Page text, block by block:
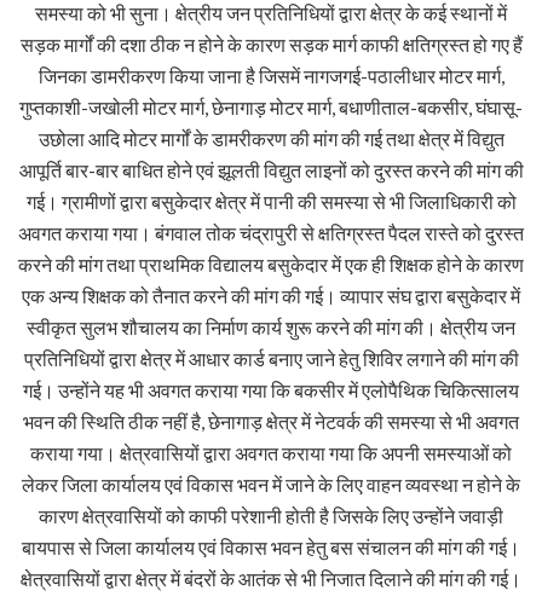
समस्या को भी सुना। क्षेत्रीय जन प्रतिनिधियों द्वारा क्षेत्र के कई स्थानों में
सड़क मार्गों की दशा ठीक न होने के कारण सड़क मार्ग काफी क्षतिग्रस्त हो गए हैं
जिनका डामरीकरण किया जाना है जिसमें नागजगई-पठालीधार मोटर मार्ग,
गुप्तकाशी-जखोली मोटर मार्ग, छेनागाड़ मोटर मार्ग, बधाणीताल-बकसीर, घंघासू-
उछोला आदि मोटर मार्गों के डामरीकरण की मांग की गई तथा क्षेत्र में विद्युत
आपूर्ति बार-बार बाधित होने एवं झूलती विद्युत लाइनों को दुरस्त करने की मांग की
गई। ग्रामीणों द्वारा बसुकेदार क्षेत्र में पानी की समस्या से भी जिलाधिकारी को
अवगत कराया गया। बंगवाल तोक चंद्रापुरी से क्षतिग्रस्त पैदल रास्ते को दुरस्त
करने की मांग तथा प्राथमिक विद्यालय बसुकेदार में एक ही शिक्षक होने के कारण
एक अन्य शिक्षक को तैनात करने की मांग की गई। व्यापार संघ द्वारा बसुकेदार में
स्वीकृत सुलभ शौचालय का निर्माण कार्य शुरू करने की मांग की। क्षेत्रीय जन
प्रतिनिधियों द्वारा क्षेत्र में आधार कार्ड बनाए जाने हेतु शिविर लगाने की मांग की
गई। उन्होंने यह भी अवगत कराया गया कि बकसीर में एलोपैथिक चिकित्सालय
भवन की स्थिति ठीक नहीं है, छेनागाड़ क्षेत्र में नेटवर्क की समस्या से भी अवगत
कराया गया। क्षेत्रवासियों द्वारा अवगत कराया गया कि अपनी समस्याओं को
लेकर जिला कार्यालय एवं विकास भवन में जाने के लिए वाहन व्यवस्था न होने के
कारण क्षेत्रवासियों को काफी परेशानी होती है जिसके लिए उन्होंने जवाड़ी
बायपास से जिला कार्यालय एवं विकास भवन हेतु बस संचालन की मांग की गई।
क्षेत्रवासियों द्वारा क्षेत्र में बंदरों के आतंक से भी निजात दिलाने की मांग की गई।